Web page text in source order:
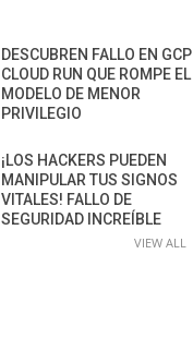
DESCUBREN FALLO EN GCP
CLOUD RUN QUE ROMPE EL
MODELO DE MENOR
PRIVILEGIO
¡LOS HACKERS PUEDEN
MANIPULAR TUS SIGNOS
VITALES! FALLO DE
SEGURIDAD INCREÍBLE
VIEW ALL